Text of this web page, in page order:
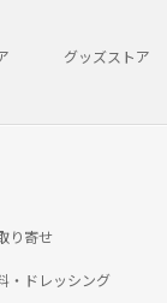
グッズストア
り寄せ
・ドレッシング